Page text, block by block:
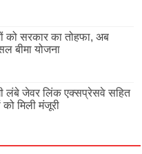
को सरकार का तोहफा, अब
बीमा योजना
लंबे जेवर लिंक एक्सप्रेसवे सहित
मिली मंजूरी